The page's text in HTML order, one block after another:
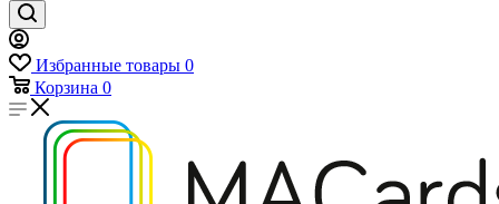
Избранные товары 0
Корзина 0